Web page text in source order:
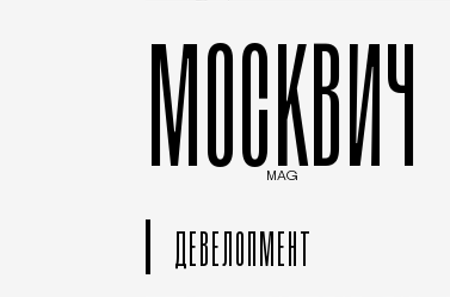
МОСКВИЧ
MAG
ДЕВЕЛОПМЕНТ